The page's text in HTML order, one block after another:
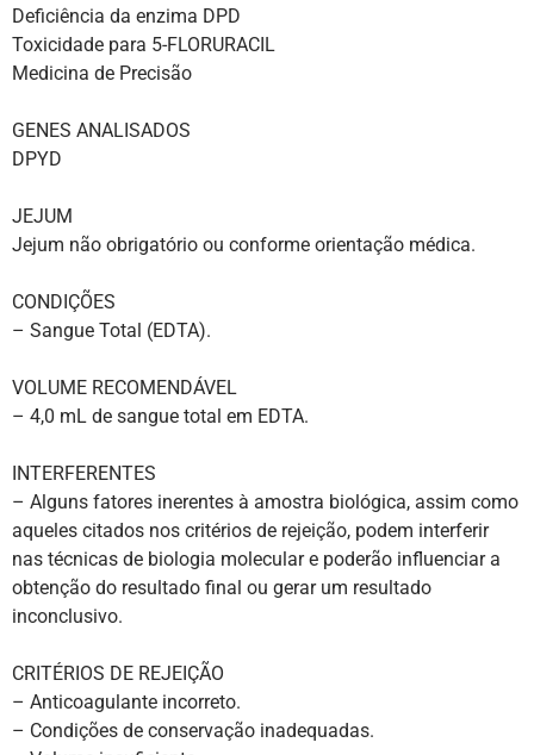
Deficiência da enzima DPD
Toxicidade para 5-FLORURACIL
Medicina de Precisão
GENES ANALISADOS
DPYD
JEJUM
Jejum não obrigatório ou conforme orientação médica.
CONDIÇÕES
– Sangue Total (EDTA).
VOLUME RECOMENDÁVEL
– 4,0 mL de sangue total em EDTA.
INTERFERENTES
– Alguns fatores inerentes à amostra biológica, assim como
aqueles citados nos critérios de rejeição, podem interferir
nas técnicas de biologia molecular e poderão influenciar a
obtenção do resultado final ou gerar um resultado
inconclusivo.
CRITÉRIOS DE REJEIÇÃO
– Anticoagulante incorreto.
– Condições de conservação inadequadas.